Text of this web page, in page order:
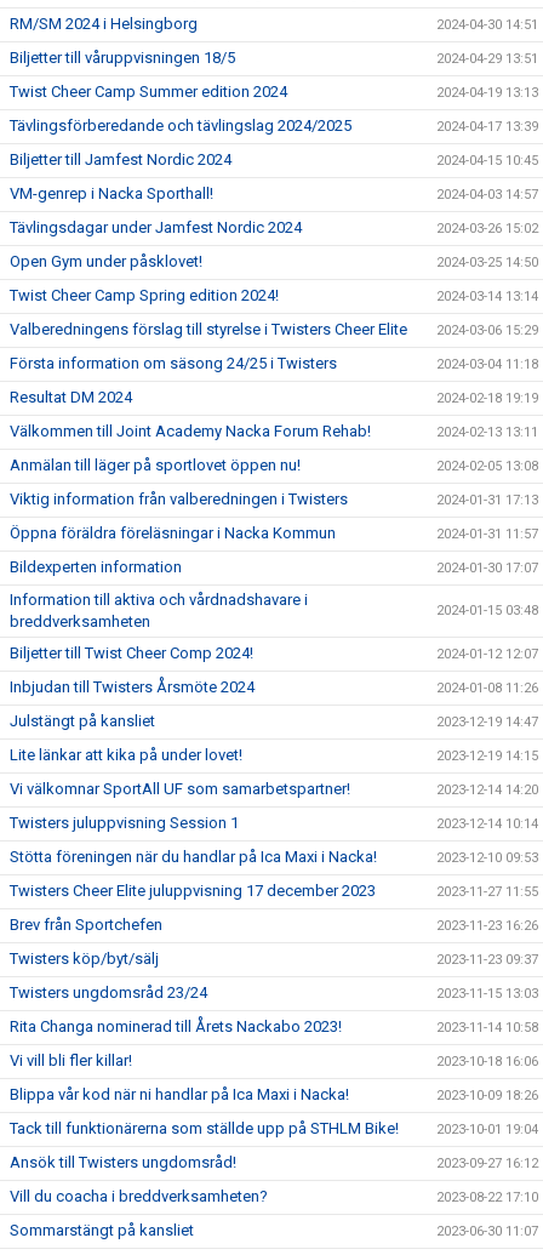
RM/SM 2024 i Helsingborg 2024-04-30 14:51
Biljetter till våruppvisningen 18/5 2024-04-29 13:51
Twist Cheer Camp Summer edition 2024 2024-04-19 13:13
Tävlingsförberedande och tävlingslag 2024/2025 2024-04-17 13:39
Biljetter till Jamfest Nordic 2024 2024-04-15 10:45
VM-genrep i Nacka Sporthall! 2024-04-03 14:57
Tävlingsdagar under Jamfest Nordic 2024 2024-03-26 15:02
Open Gym under påsklovet! 2024-03-25 14:50
Twist Cheer Camp Spring edition 2024! 2024-03-14 13:14
Valberedningens förslag till styrelse i Twisters Cheer Elite 2024-03-06 15:29
Första information om säsong 24/25 i Twisters 2024-03-04 11:18
Resultat DM 2024 2024-02-18 19:19
Välkommen till Joint Academy Nacka Forum Rehab! 2024-02-13 13:11
Anmälan till läger på sportlovet öppen nu! 2024-02-05 13:08
Viktig information från valberedningen i Twisters 2024-01-31 17:13
Öppna föräldra föreläsningar i Nacka Kommun 2024-01-31 11:57
Bildexperten information 2024-01-30 17:07
Information till aktiva och vårdnadshavare i
breddverksamheten
2024-01-15 03:48
Biljetter till Twist Cheer Comp 2024! 2024-01-12 12:07
Inbjudan till Twisters Årsmöte 2024 2024-01-08 11:26
Julstängt på kansliet 2023-12-19 14:47
Lite länkar att kika på under lovet! 2023-12-19 14:15
Vi välkomnar SportAll UF som samarbetspartner! 2023-12-14 14:20
Twisters juluppvisning Session 1 2023-12-14 10:14
Stötta föreningen när du handlar på Ica Maxi i Nacka! 2023-12-10 09:53
Twisters Cheer Elite juluppvisning 17 december 2023 2023-11-27 11:55
Brev från Sportchefen 2023-11-23 16:26
Twisters köp/byt/sälj 2023-11-23 09:37
Twisters ungdomsråd 23/24 2023-11-15 13:03
Rita Changa nominerad till Årets Nackabo 2023! 2023-11-14 10:58
Vi vill bli fler killar! 2023-10-18 16:06
Blippa vår kod när ni handlar på Ica Maxi i Nacka! 2023-10-09 18:26
Tack till funktionärerna som ställde upp på STHLM Bike! 2023-10-01 19:04
Ansök till Twisters ungdomsråd! 2023-09-27 16:12
Vill du coacha i breddverksamheten? 2023-08-22 17:10
Sommarstängt på kansliet 2023-06-30 11:07